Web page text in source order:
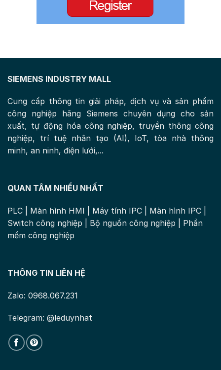
SIEMENS INDUSTRY MALL
Cung cấp thông tin giải pháp, dịch vụ và sản phẩm
công nghiệp hãng Siemens chuyên dụng cho sản
xuất, tự động hóa công nghiệp, truyền thông công
nghiệp, trí tuệ nhân tạo (AI), IoT, tòa nhà thông
minh, an ninh, điện lưới,...
QUAN TÂM NHIỀU NHẤT
PLC Màn hình HMI Máy tính IPC Màn hình IPC
Switch công nghiệp
Bộ nguồn công nghiệp
Phần
mềm công nghiệp
THÔNG TIN LIÊN HỆ
Zalo: 0968.067.231
Telegram: @leduynhat